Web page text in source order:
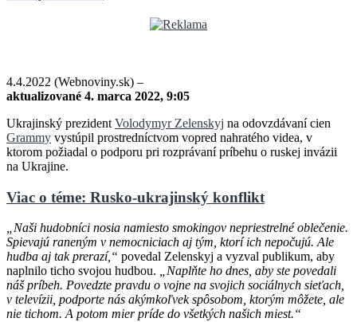
4.4.2022 (Webnoviny.sk) –
aktualizované 4. marca 2022, 9:05
Ukrajinský prezident Volodymyr Zelenskyj na odovzdávaní cien
Grammy vystúpil prostredníctvom vopred nahratého videa, v
ktorom požiadal o podporu pri rozprávaní príbehu o ruskej invázii
na Ukrajine.
Viac o téme: Rusko-ukrajinský konflikt
„Naši hudobníci nosia namiesto smokingov nepriestrelné oblečenie.
Spievajú raneným v nemocniciach aj tým, ktorí ich nepočujú. Ale
hudba aj tak prerazí,“ povedal Zelenskyj a vyzval publikum, aby
naplnilo ticho svojou hudbou. „Naplňte ho dnes, aby ste povedali
náš príbeh. Povedzte pravdu o vojne na svojich sociálnych sieťach,
v televízii, podporte nás akýmkoľvek spôsobom, ktorým môžete, ale
nie tichom. A potom mier príde do všetkých našich miest.“